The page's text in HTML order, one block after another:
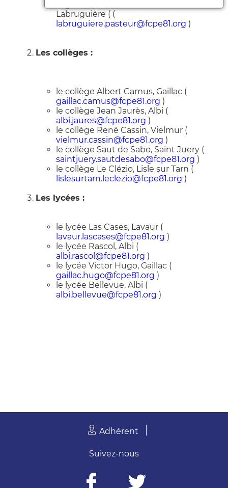
Labruguière ( (
labruguiere.pasteur@fcpe81.org )
Les collèges :
le collège Albert Camus, Gaillac (
gaillac.camus@fcpe81.org )
le collège Jean Jaurès, Albi (
albi.jaures@fcpe81.org )
le collège René Cassin, Vielmur (
vielmur.cassin@fcpe81.org )
le collège Saut de Sabo, Saint Juery (
saintjuery.sautdesabo@fcpe81.org )
le collège Le Clézio, Lisle sur Tarn (
lislesurtarn.leclezio@fcpe81.org )
Les lycées :
le lycée Las Cases, Lavaur (
lavaur.lascases@fcpe81.org )
le lycée Rascol, Albi (
albi.rascol@fcpe81.org )
le lycée Victor Hugo, Gaillac (
gaillac.hugo@fcpe81.org )
le lycée Bellevue, Albi (
albi.bellevue@fcpe81.org )
Adhérent
Suivez-nous